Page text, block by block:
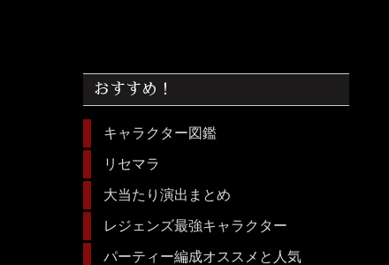
おすすめ！
キャラクター図鑑
リセマラ
大当たり演出まとめ
レジェンズ最強キャラクター
パーティー編成オススメと人気